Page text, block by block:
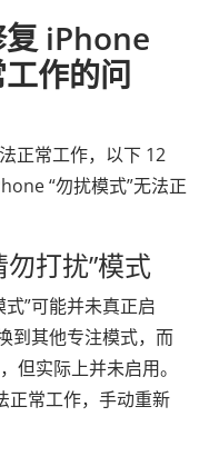
iPhone
作的问
正常工作，以下 12
“勿扰模式”无法正
打扰”模式
”可能并未真正启
到其他专注模式，而
但实际上并未启用。
正常工作，手动重新